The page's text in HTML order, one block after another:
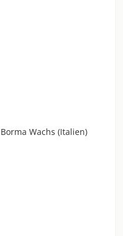
Wachs (Italien)